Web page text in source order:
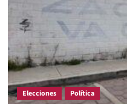
Elecciones Política